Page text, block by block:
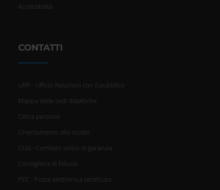
Accessibilità
CONTATTI
URP - Ufficio Relazioni con il pubblico
Mappa delle sedi didattiche
Cerca persone
Orientamento allo studio
CUG - Comitato unico di garanzia
Consigliera di fiducia
PEC - Posta elettronica certificata